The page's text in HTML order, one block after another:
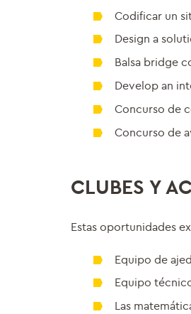
Codificar un
Design a
Balsa bridge
Develop an
Concurso de
Concurso de
CLUBES Y
Estas oportunidades
Equipo de
Equipo
Las